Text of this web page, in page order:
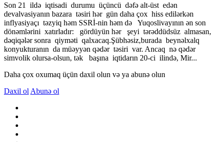
Son 21 ildə iqtisadi durumu üçüncü dəfə alt-üst edən
devalvasiyanın bazara təsiri hər gün daha çox hiss edilərkən
inflyasiyaçı təzyiq həm SSRİ-nin həm də Yuqoslivayının ən son
dönəmlərini xatırladır: gördüyün hər şeyi tərəddüdsüz almasan,
dəqiqələr sonra qiyməti qalxacaq.Şübhəsiz,burada beynəlxalq
konyukturanın da müəyyən qədər təsiri var. Ancaq nə qədər
simvolik olursa-olsun, tək başına iqtidarın 20-ci ilində, Mir...
Daha çox oxumaq üçün daxil olun və ya abunə olun
Daxil ol Abunə ol